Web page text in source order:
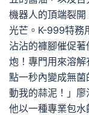
機器人的頂端裂
光芒。K-999特務
沾沾的褲腳催促
炮！專門用來溶
點一秒內變成無
動我的蒜泥！」廖
他以一種專業包